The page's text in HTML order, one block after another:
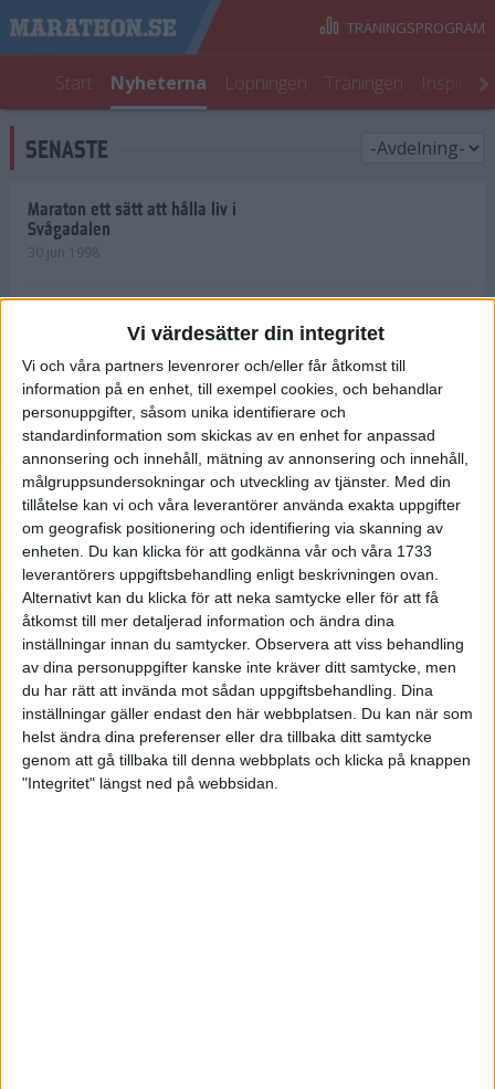
Vi värdesätter din integritet
Vi och våra partners levenrorer och/eller får åtkomst till
information på en enhet, till exempel cookies, och behandlar
personuppgifter, såsom unika identifierare och
standardinformation som skickas av en enhet for anpassad
annonsering och innehåll, mätning av annonsering och innehåll,
målgruppsundersokningar och utveckling av tjänster. Med din
tillåtelse kan vi och våra leverantörer använda exakta uppgifter
om geografisk positionering och identifiering via skanning av
enheten. Du kan klicka för att godkänna vår och våra 1733
leverantörers uppgiftsbehandling enligt beskrivningen ovan.
Alternativt kan du klicka för att neka samtycke eller för att få
åtkomst till mer detaljerad information och ändra dina
inställningar innan du samtycker. Observera att viss behandling
av dina personuppgifter kanske inte kräver ditt samtycke, men
du har rätt att invända mot sådan uppgiftsbehandling. Dina
inställningar gäller endast den här webbplatsen. Du kan när som
helst ändra dina preferenser eller dra tillbaka ditt samtycke
genom att gå tillbaka till denna webbplats och klicka på knappen
"Integritet" längst ned på webbsidan.
Start Nyheterna Löpningen Träningen
TRÄNINGSPROGRAM
SENASTE
Maraton ett sätt att hålla liv i
Svågadalen
30 jun 1998
Norrlänningar firade semester i
Strängnäs
28 jun 1998
Maratonlöparna bäst i Trosa
I år fick Andervang kransen
27 jun 1998
Intresset ökar för Lidingöloppet
26 jun 1998
Värmemara
väntarvärldsmästaraspiranter
24 jun 1998